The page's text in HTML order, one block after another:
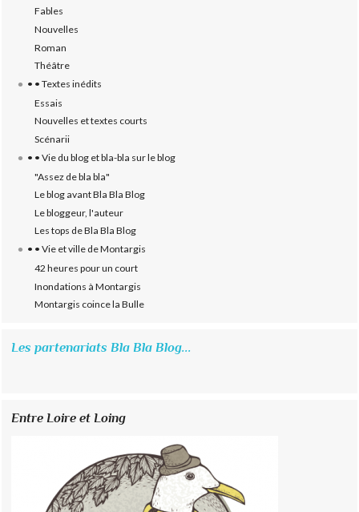
Fables
Nouvelles
Roman
Théâtre
• • Textes inédits
Essais
Nouvelles et textes courts
Scénarii
• • Vie du blog et bla-bla sur le blog
"Assez de bla bla"
Le blog avant Bla Bla Blog
Le bloggeur, l'auteur
Les tops de Bla Bla Blog
• • Vie et ville de Montargis
42 heures pour un court
Inondations à Montargis
Montargis coince la Bulle
Les partenariats Bla Bla Blog...
Entre Loire et Loing